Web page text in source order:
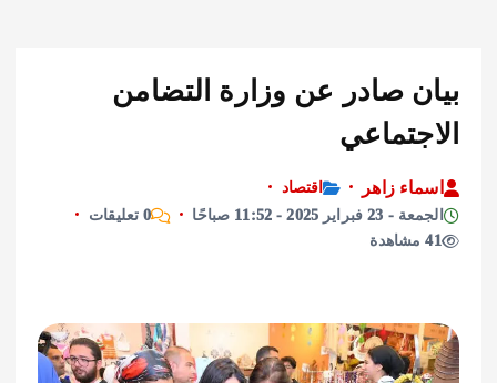
التحرير:مني أمين
صادر عن وزارة التضامن
زاهر
اقتصاد
2025 - 11:52 صباحًا
0 تعليقات